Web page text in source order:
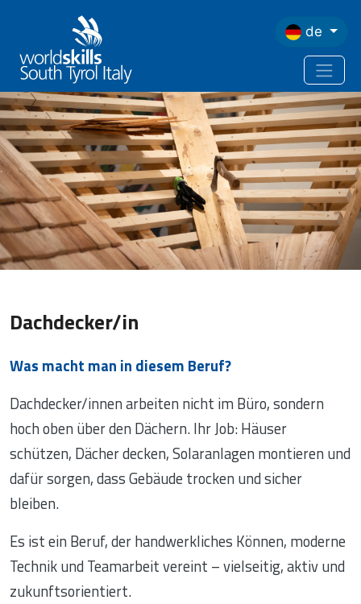
de
Dachdecker/in
Was macht man in diesem Beruf?
Dachdecker/innen arbeiten nicht im Büro, sondern
hoch oben über den Dächern. Ihr Job: Häuser
schützen, Dächer decken, Solaranlagen montieren und
dafür sorgen, dass Gebäude trocken und sicher
bleiben.
Es ist ein Beruf, der handwerkliches Können, moderne
Technik und Teamarbeit vereint – vielseitig, aktiv und
zukunftsorientiert.